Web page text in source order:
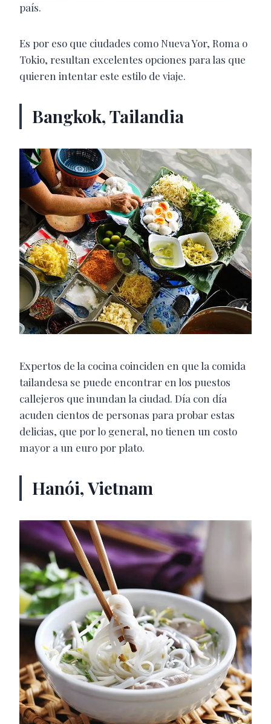
país.
Es por eso que ciudades como Nueva Yor, Roma o
Tokio, resultan excelentes opciones para las que
quieren intentar este estilo de viaje.
Bangkok, Tailandia
Expertos de la cocina coinciden en que la comida
tailandesa se puede encontrar en los puestos
callejeros que inundan la ciudad. Día con día
acuden cientos de personas para probar estas
delicias, que por lo general, no tienen un costo
mayor a un euro por plato.
Hanói, Vietnam